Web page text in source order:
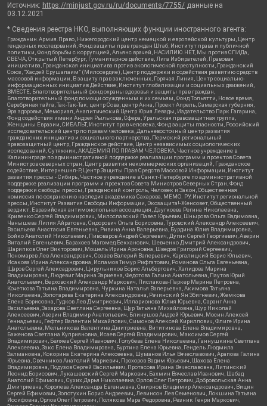
Источник: https://minjust.gov.ru/ru/documents/7755/ данные на
03.12.2021
* Сведения реестра НКО, выполняющих функции иностранного агента:
Гражданин.Армия.Право, Нижегородский центр немецкой и европейской культуры, Центр
гендерных исследований, Фонд защиты прав граждан Штаб, Институт права и публичной
политики, Фонд борьбы с коррупцией, Альянс врачей, НАСИЛИЮ.НЕТ, Мы против СПИДа,
СВЕЧА, Открытый Петербург, Гуманитарное действие, Лига Избирателей, Правовая
инициатива, Гражданская инициатива против экологической преступности, Гражданский
Союз, "Хасдей Ерушалаим" (Милосердие), Центр поддержки и содействия развитию средств
массовой информации, В защиту прав заключенных, Горячая Линия, Центр социально-
информационных инициатив Действие, Институт глобализации и социальных движений,
ВМЕСТЕ, Благотворительный фонд охраны здоровья и защиты прав граждан,
Благотворительный фонд помощи осужденным и их семьям, Фонд Тольятти, Новое время,
Серебряная тайга, Так-Так-Так, центр Сова, центр Анна, Проект Апрель, Самарская губерния,
Эра здоровья, Мемориал, Аналитический Центр Юрия Левады, Издательство Парк Гагарина,
Фонд содействия имени Андрея Рылькова, Сфера, Уральская правозащитная группа,
Женщины Евразии, СИБАЛЬТ, Институт прав человека, Фонд защиты гласности, Российский
исследовательский центр по правам человека, Дальневосточный центр развития
гражданских инициатив и социального партнерства, Пермский региональный
правозащитный центр, Гражданское действие, Центр независимых социологических
исследований, Сутяжник, АКАДЕМИЯ ПО ПРАВАМ ЧЕЛОВЕКА, Частное учреждение в
Калининграде по административной поддержке реализации программ и проектов Совета
Министров северных стран, Центр развития некоммерческих организаций, Гражданское
содействие, Интернешнл-Р, Центр Защиты Прав Средств Массовой Информации, Институт
развития прессы - Сибирь, Частное учреждение в Санкт-Петербурге по административной
поддержке реализации программ и проектов Совета Министров Северных Стран, Фонд
поддержки свободы прессы, Гражданский контроль, Человек и Закон, Общественная
комиссия по сохранению наследия академика Сахарова, МЕМО. РУ, Институт региональной
прессы, Институт Развития Свободы Информации, Экозащита!-Женсовет, Общественный
вердикт, Евразийская антимонопольная ассоциация, Дзугкоева Регина Николаевна,
Кривенко Сергей Владимирович, Милославский Павел Юрьевич, Шнырова Ольга Вадимовна,
Чанышева Лилия Айратовна, Сидорович Ольга Борисовна, Туровский Александр Алексеевич,
Васильева Анастасия Евгеньевна, Ривина Анна Валерьевна, Бурдина Юлия Владимировна,
Бойко Анатолий Николаевич, Пивоваров Андрей Сергеевич, Дугин Сергей Георгиевич, Аверин
Виталий Евгеньевич, Барахоев Магомед Бекханович, Шевченко Дмитрий Александрович,
Шарипков Олег Викторович, Мошель Ирина Ароновна, Шведов Григорий Сергеевич,
Пономарев Лев Александрович, Созаев Валерий Валерьевич, Каргалицкий Борис Юльевич,
Исакова Ирина Александровна, Исламов Тимур Рифгатович, Романова Ольга Евгеньевна,
Щаров Сергей Алексадрович, Цирульников Борис Альбертович, Халидова Марина
Владимировна, Людевиг Марина Зариевна, Федотова Галина Анатольевна, Паутов Юрий
Анатольевич, Верховский Александр Маркович, Пислакова-Паркер Марина Петровна,
Кочеткова Татьяна Владимировна, Чуркина Наталья Валерьевна, Акимова Татьяна
Николаевна, Золотарева Екатерина Александровна, Рачинский Ян Збигневич, Жемкова
Елена Борисовна, Гудков Лев Дмитриевич, Илларионова Юлия Юрьевна, Саранг Анна
Васильевна, Захарова Светлана Сергеевна, Щур Татьяна Михайловна, Щур Николай
Алексеевич, Аверин Владимир Анатольевич, Блинушов Андрей Юрьевич, Мосин Алексей
Геннадьевич, Гефтер Валентин Михайлович, Симонов Алексей Кириллович, Флиге Ирина
Анатольевна, Мельникова Валентина Дмитриевна, Вититинова Елена Владимировна,
Баженова Светлана Куприяновна, Исаев Сергей Владимирович, Максимов Сергей
Владимирович, Беляев Сергей Иванович, Голубева Елена Николаевна, Ганнушкина Светлана
Алексеевна, Закс Елена Владимировна, Буртина Елена Юрьевна, Гендель Людмила
Залмановна, Кокорина Екатерина Алексеевна, Шуманов Илья Вячеславович, Арапова Галина
Юрьевна, Свечников Анатолий Мариевич, Прохоров Вадим Юрьевич, Шахова Елена
Владимировна, Подузов Сергей Васильевич, Протасова Ирина Вячеславовна, Литинский
Леонид Борисович, Лукашевский Сергей Маркович, Бахмин Вячеслав Иванович, Шабад
Анатолий Ефимович, Сухих Дарья Николаевна, Орлов Олег Петрович, Добровольская Анна
Дмитриевна, Королева Александра Евгеньевна, Смирнов Владимир Александрович, Вицин
Сергей Ефимович, Золотухин Борис Андреевич, Левинсон Лев Семенович, Локшина Татьяна
Иосифовна, Орлов Олег Петрович, Полякова Мара Федоровна, Резник Генри Маркович,